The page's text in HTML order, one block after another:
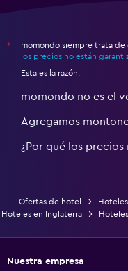
*
momondo siempre trata de
los precios no están
Esta es la razón:
momondo no es el
Agregamos
¿Por qué los precios
Ofertas de hotel
Hoteles en Inglaterra
Nuestra empresa